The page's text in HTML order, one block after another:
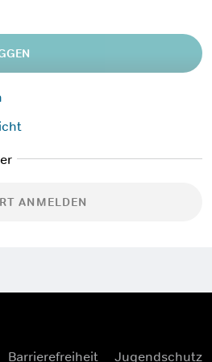
ANMELDEN
Barrierefreiheit Jugendschutz